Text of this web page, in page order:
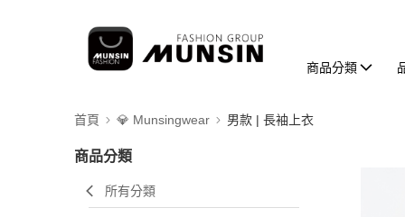
商品分類
首頁 💎 Munsingwear 男款 | 長袖上衣
商品分類
所有分類